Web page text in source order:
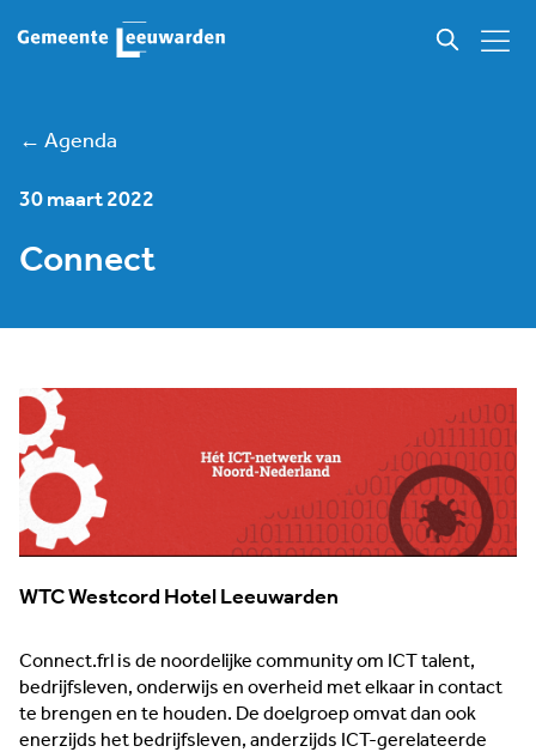
← Agenda
30 maart 2022
Connect
WTC Westcord Hotel Leeuwarden
Connect.frl is de noordelijke community om ICT talent,
bedrijfsleven, onderwijs en overheid met elkaar in contact
te brengen en te houden. De doelgroep omvat dan ook
enerzijds het bedrijfsleven, anderzijds ICT-gerelateerde